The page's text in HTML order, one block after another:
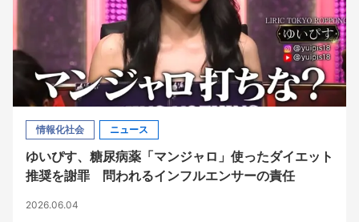
情報化社会 ニュース
ゆいぴす、糖尿病薬「マンジャロ」使ったダイエット
推奨を謝罪 問われるインフルエンサーの責任
2026.06.04